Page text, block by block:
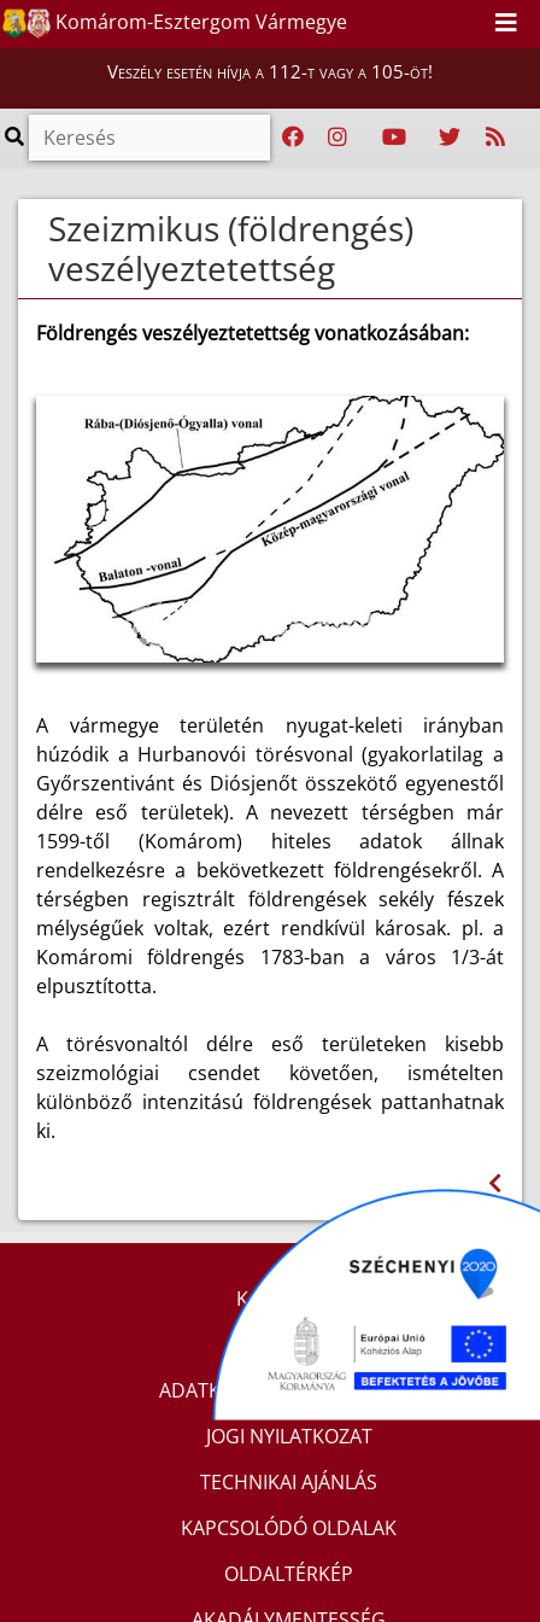
Komárom-Esztergom Vármegye
Veszély esetén hívja a 112-t vagy a 105-öt!
Szeizmikus (földrengés)
veszélyeztetettség
Földrengés veszélyeztetettség vonatkozásában:
A vármegye területén nyugat-keleti irányban
húzódik a Hurbanovói törésvonal (gyakorlatilag a
Győrszentivánt és Diósjenőt összekötő egyenestől
délre eső területek). A nevezett térségben már
1599-től (Komárom) hiteles adatok állnak
rendelkezésre a bekövetkezett földrengésekről. A
térségben regisztrált földrengések sekély fészek
mélységűek voltak, ezért rendkívül károsak. pl. a
Komáromi földrengés 1783-ban a város 1/3-át
elpusztította.
A törésvonaltól délre eső területeken kisebb
szeizmológiai csendet követően, ismételten
különböző intenzitású földrengések pattanhatnak
ki.
KAPCSOLAT
IMPRESSZUM
ADATKEZELÉSI TÁJÉKOZTATÓ
JOGI NYILATKOZAT
TECHNIKAI AJÁNLÁS
KAPCSOLÓDÓ OLDALAK
OLDALTÉRKÉP